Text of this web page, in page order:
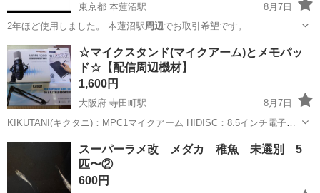
東京都 本蓮沼駅
8月7日
2年ほど使用しました。 本蓮沼駅周辺でお取引希望です。
東京 板橋区 本蓮沼駅 照明器具
☆マイクスタンド(マイクアーム)とメモパッ
ド☆【配信周辺機材】
1,600円
大阪府 寺田町駅
8月7日
KIKUTANI(キクタニ)：MPC1マイクアーム HIDISC：8.5インチ電子メ
モパッド marantz Professional (マランツ プロフェッショナル)：MPM-
1000Jコンデンサーマイク(ジャンク品)...
大阪 大阪市 寺田町駅 その他 マイク
スーパーラメ改 メダカ 稚魚 未選別 5
匹〜②
600円